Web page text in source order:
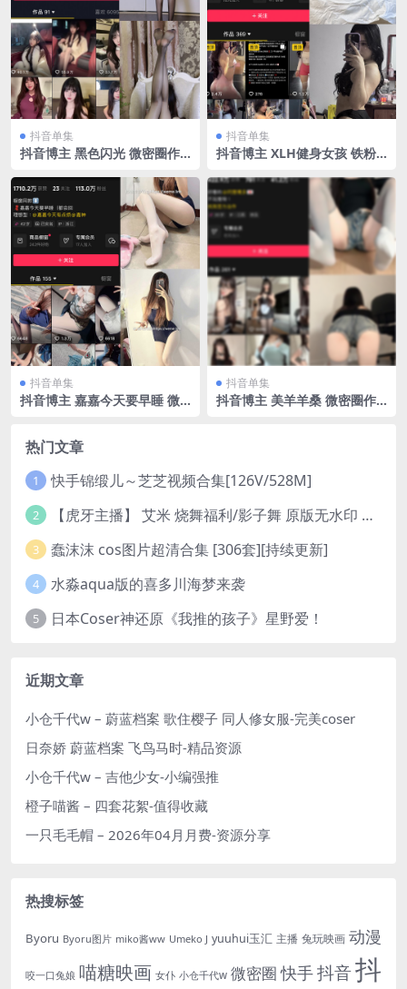
抖音单集
抖音博主 黑色闪光 微密圈作
抖音单集
抖音博主 XLH健身女孩 铁粉
最新至：2024.11.10
抖音单集
抖音博主 嘉嘉今天要早睡 微
抖音单集
抖音博主 美羊羊桑 微密圈作
热门文章
1 快手锦缎儿～芝芝视频合集[126V/528M]
2 【虎牙主播】 艾米 烧舞福利/影子舞 原版无水印 （1v/130m）
3 蠢沫沫 cos图片超清合集 [306套][持续更新]
4 水淼aqua版的喜多川海梦来袭
5 日本Coser神还原《我推的孩子》星野爱！
近期文章
小仓千代w – 蔚蓝档案 歌住樱子 同人修女服-完美coser
日奈娇 蔚蓝档案 飞鸟马时-精品资源
小仓千代w – 吉他少女-小编强推
橙子喵酱 – 四套花絮-值得收藏
一只毛毛帽 – 2026年04月月费-资源分享
热搜标签
Byoru Byoru图片 miko酱ww Umeko J yuuhui玉汇 主播 兔玩映画 动漫
咬一口兔娘 喵糖映画 女仆 小仓千代w 微密圈 快手抖音抖